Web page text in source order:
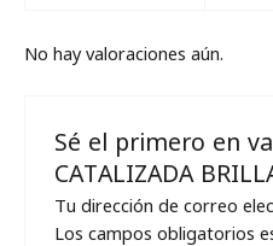
No hay valoraciones aún.
Sé el primero en
CATALIZADA
Tu dirección de correo
Los campos obligatorios